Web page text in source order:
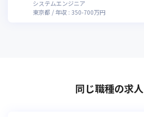
システムエンジニア
東京都
年収 : 350-700万円
同じ職種の求人